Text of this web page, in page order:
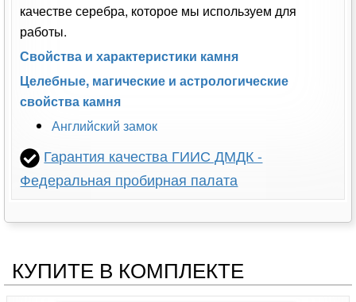
качестве серебра, которое мы используем для
работы.
Свойства и характеристики камня
Целебные, магические и астрологические
свойства камня
Английский замок
Гарантия качества ГИИС ДМДК -
Федеральная пробирная палата
КУПИТЕ В КОМПЛЕКТЕ